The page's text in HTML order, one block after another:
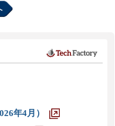
年4月）